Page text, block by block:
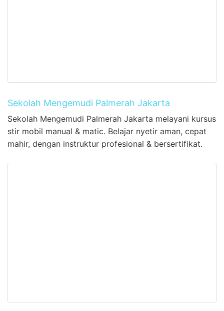
Sekolah Mengemudi Palmerah Jakarta
Sekolah Mengemudi Palmerah Jakarta melayani kursus
stir mobil manual & matic. Belajar nyetir aman, cepat
mahir, dengan instruktur profesional & bersertifikat.